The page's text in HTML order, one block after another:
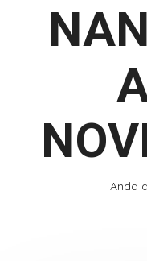
Anda